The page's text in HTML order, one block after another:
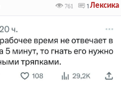
Лексика
761 1